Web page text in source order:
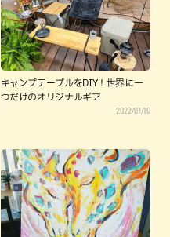
キャンプテーブルをDIY！世界に一
つだけのオリジナルギア
2022/07/10